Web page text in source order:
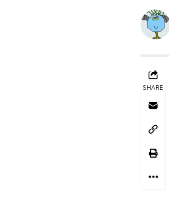
SHARE